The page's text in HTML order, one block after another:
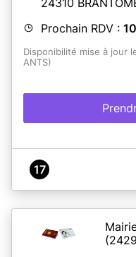
Prochain RDV :
Disponibilité mise à jour
ANTS)
17